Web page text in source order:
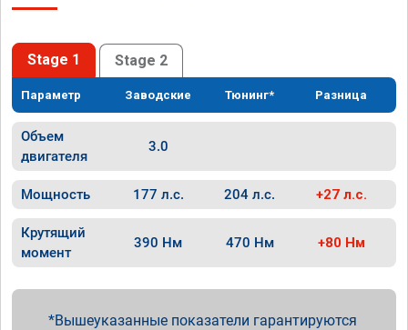
Stage 1 Stage 2
Параметр Заводские Тюнинг* Разница
Объем
двигателя
3.0
Мощность 177 л.с. 204 л.с. +27 л.с.
Крутящий
момент
390 Нм 470 Нм +80 Нм
Вышеуказанные показатели гарантируются